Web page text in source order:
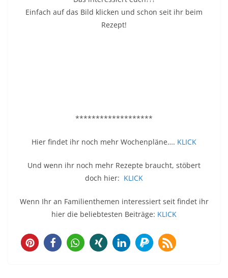
Einfach auf das Bild klicken und schon seit ihr beim
Rezept!
*******************
Hier findet ihr noch mehr Wochenpläne…. KLICK
Und wenn ihr noch mehr Rezepte braucht, stöbert
doch hier: KLICK
Wenn Ihr an Familienthemen interessiert seit findet ihr
hier die beliebtesten Beiträge: KLICK
1